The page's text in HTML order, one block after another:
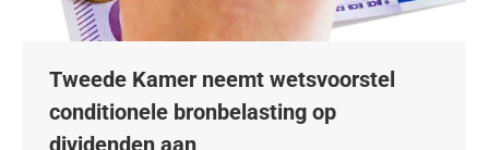
Tweede Kamer neemt wetsvoorstel
conditionele bronbelasting op